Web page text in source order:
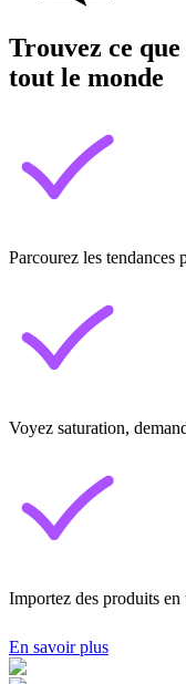
Trouvez ce
tout le monde
Parcourez les tendances
Voyez saturation,
Importez des produits
En savoir plus